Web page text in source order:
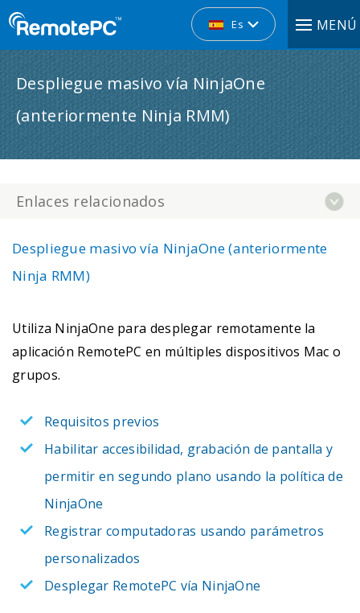
Es MENÚ
Despliegue masivo vía NinjaOne
(anteriormente Ninja RMM)
Enlaces relacionados
Despliegue masivo vía NinjaOne (anteriormente
Ninja RMM)
Utiliza NinjaOne para desplegar remotamente la
aplicación RemotePC en múltiples dispositivos Mac o
grupos.
Requisitos previos
Habilitar accesibilidad, grabación de pantalla y
permitir en segundo plano usando la política de
NinjaOne
Registrar computadoras usando parámetros
personalizados
Desplegar RemotePC vía NinjaOne